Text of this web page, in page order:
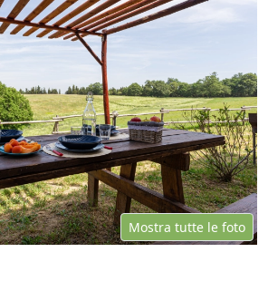
Mostra tutte le foto